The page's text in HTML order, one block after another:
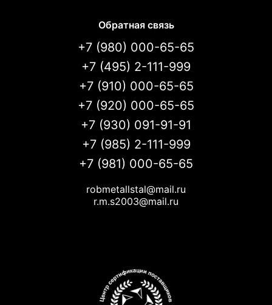
Обратная связь
+7 (980) 000-65-65
+7 (495) 2-111-999
+7 (910) 000-65-65
+7 (920) 000-65-65
+7 (930) 091-91-91
+7 (985) 2-111-999
+7 (981) 000-65-65
robmetallstal@mail.ru
r.m.s2003@mail.ru